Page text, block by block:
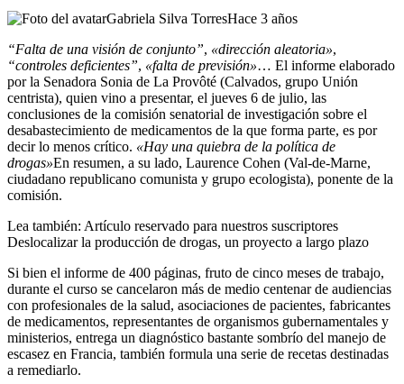
Gabriela Silva TorresHace 3 años
“Falta de una visión de conjunto”, «dirección aleatoria»,
“controles deficientes”, «falta de previsión»… El informe elaborado
por la Senadora Sonia de La Provôté (Calvados, grupo Unión
centrista), quien vino a presentar, el jueves 6 de julio, las
conclusiones de la comisión senatorial de investigación sobre el
desabastecimiento de medicamentos de la que forma parte, es por
decir lo menos crítico. «Hay una quiebra de la política de
drogas»En resumen, a su lado, Laurence Cohen (Val-de-Marne,
ciudadano republicano comunista y grupo ecologista), ponente de la
comisión.
Lea también: Artículo reservado para nuestros suscriptores
Deslocalizar la producción de drogas, un proyecto a largo plazo
Si bien el informe de 400 páginas, fruto de cinco meses de trabajo,
durante el curso se cancelaron más de medio centenar de audiencias
con profesionales de la salud, asociaciones de pacientes, fabricantes
de medicamentos, representantes de organismos gubernamentales y
ministerios, entrega un diagnóstico bastante sombrío del manejo de
escasez en Francia, también formula una serie de recetas destinadas
a remediarlo.